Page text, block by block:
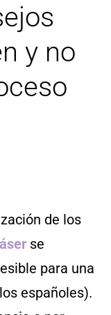
y no
de los
se
para una
españoles).